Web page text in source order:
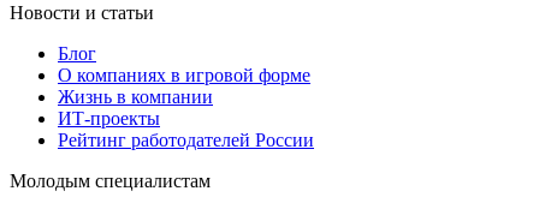
Новости и статьи
Блог
О компаниях в игровой форме
Жизнь в компании
ИТ-проекты
Рейтинг работодателей России
Молодым специалистам